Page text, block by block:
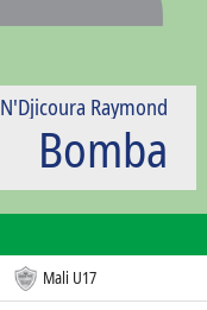
N'Djicoura Raymond
Bomba
Mali U17